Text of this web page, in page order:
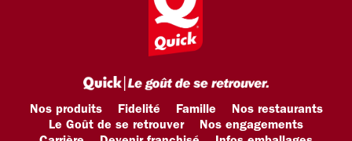
Nos produits Fidelité Famille
Nos restaurants
Le Goût de se retrouver
Nos engagements